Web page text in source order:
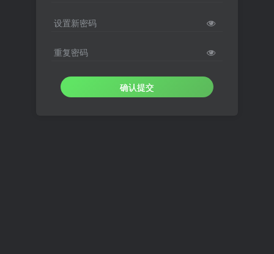
设置新密码
重复密码
确认提交